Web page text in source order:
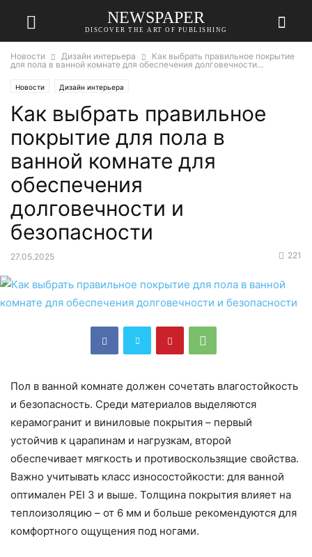
NEWSPAPER
DISCOVER THE ART OF PUBLISHING
Новости Дизайн интерьера
Как выбрать правильное покрытие
для пола в ванной комнате для обеспечения долговечности...
Новости Дизайн интерьера
Как выбрать правильное
покрытие для пола в
ванной комнате для
обеспечения
долговечности и
безопасности
27.05.2025 221
Пол в ванной комнате должен сочетать влагостойкость
и безопасность. Среди материалов выделяются
керамогранит и виниловые покрытия – первый
устойчив к царапинам и нагрузкам, второй
обеспечивает мягкость и противоскользящие свойства.
Важно учитывать класс износостойкости: для ванной
оптимален PEI 3 и выше. Толщина покрытия влияет на
теплоизоляцию – от 6 мм и больше рекомендуются для
комфортного ощущения под ногами.